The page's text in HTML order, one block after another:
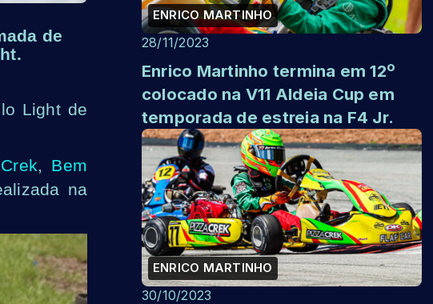
de
Light de
, Bem
na
ENRICO MARTINHO
28/11/2023
Enrico Martinho termina em 12º
colocado na V11 Aldeia Cup em
temporada de estreia na F4 Jr.
ENRICO MARTINHO
30/10/2023